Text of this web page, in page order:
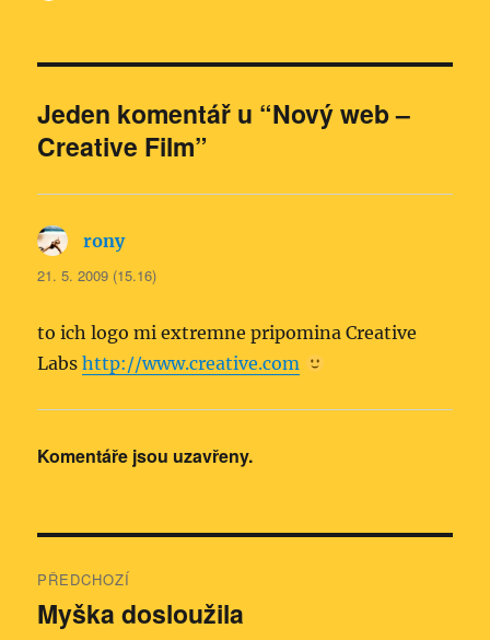
Jeden komentář u “Nový web –
Creative Film”
ronynapsal:
21. 5. 2009 (15.16)
to ich logo mi extremne pripomina Creative
Labshttp://www.creative.com
Komentáře jsou uzavřeny.
pro
PŘEDCHOZÍ
Předchozí
Myška dosloužila